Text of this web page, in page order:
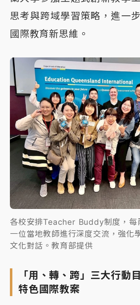
思考與跨域學習策略，進一
國際教育新思維。
各校安排Teacher Buddy制度，每
一位當地教師進行深度交流，強化
文化對話。教育部提供
「用、轉、跨」三大行
特色國際教案